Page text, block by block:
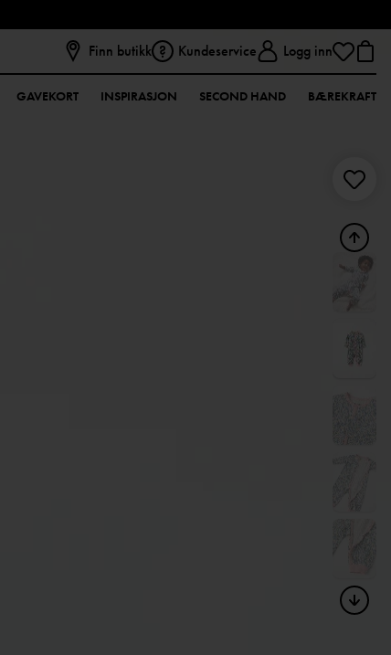
Finn butikk Kundeservice Logg inn
GAVEKORT INSPIRASJON SECOND HAND BÆREKRAFT